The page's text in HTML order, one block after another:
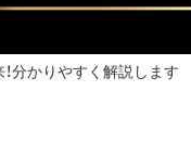
分かりやすく解説します